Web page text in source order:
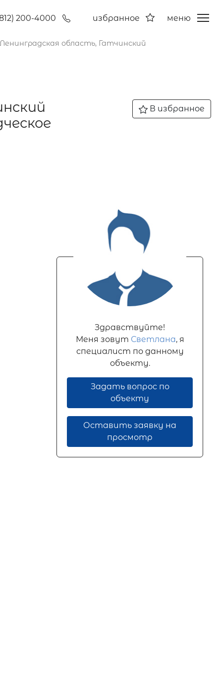
200-4000 избранное меню
область, Гатчинский
В избранное
Здравствуйте!
Меня зовут Светлана, я
специалист по данному
объекту.
Задать вопрос по
объекту
Оставить заявку на
просмотр